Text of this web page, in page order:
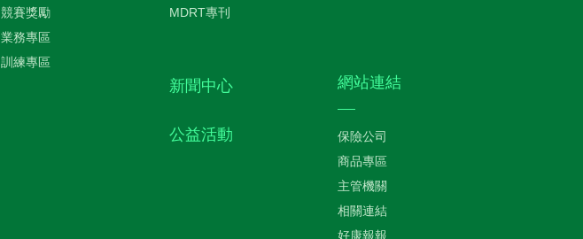
競賽獎勵
業務專區
訓練專區
MDRT專刊
新聞中心
公益活動
網站連結
保險公司
商品專區
主管機關
相關連結
好康報報